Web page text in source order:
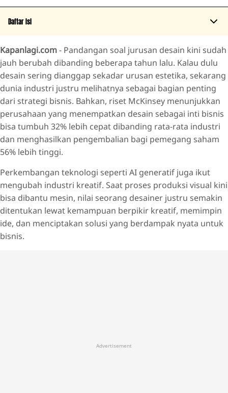
Daftar Isi
Industri Kreatif Tumbuh Pesat, Talenta Berkualitas Makin
Dibutuhkan
Raih Pengakuan Internasional dari Dunia Industri
Jawab Kekhawatiran Orang Tua Soal Masa Depan Anak
Kapanlagi.com- Pandangan soal jurusan desain kini sudah
jauh berubah dibanding beberapa tahun lalu. Kalau dulu
desain sering dianggap sekadar urusan estetika, sekarang
dunia industri justru melihatnya sebagai bagian penting
dari strategi bisnis. Bahkan, riset McKinsey menunjukkan
perusahaan yang menempatkan desain sebagai inti bisnis
bisa tumbuh 32% lebih cepat dibanding rata-rata industri
dan menghasilkan pengembalian bagi pemegang saham
56% lebih tinggi.
Perkembangan teknologi seperti AI generatif juga ikut
mengubah industri kreatif. Saat proses produksi visual kini
bisa dibantu mesin, nilai seorang desainer justru semakin
ditentukan lewat kemampuan berpikir kreatif, memimpin
ide, dan menciptakan solusi yang berdampak nyata untuk
bisnis.
Advertisement